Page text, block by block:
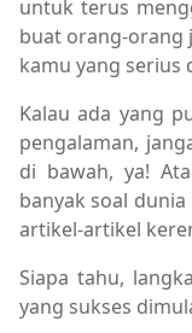
untuk terus
buat orang-orang
kamu yang serius
Kalau ada yang
pengalaman,
di bawah, ya!
banyak soal
artikel-artikel
Siapa tahu,
yang sukses